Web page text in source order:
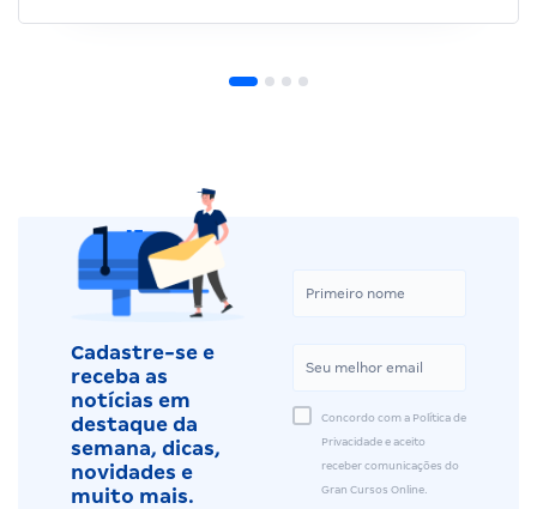
Cadastre-se e
receba as
notícias em
destaque da
semana, dicas,
novidades e
muito mais.
Concordo com a Política de
Privacidade e aceito
receber comunicações do
Gran Cursos Online.